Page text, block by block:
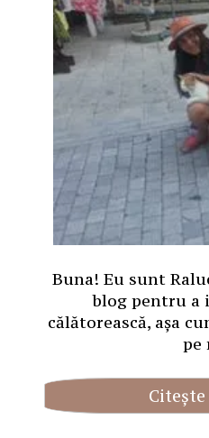
Buna! Eu sunt
blog pentru a
călătorească, așa
pe